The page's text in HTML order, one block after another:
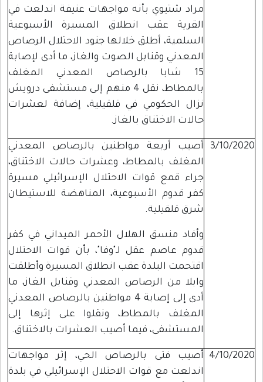
مراد شتيوي بأنه مواجهات عنيفة اندلعت في
القرية عقب انطلاق المسيرة الأسبوعية
السلمية، أطلق خلالها جنود الاحتلال الرصاص
المعدني وقنابل الصوت والغاز، ما أدى لإصابة
15 شابا بالرصاص المعدني المغلف
بالمطاط، نقل 4 منهم إلى مستشفى درويش
نزال الحكومي في قلقيلية، إضافة لعشرات
حالات الاختناق بالغاز.
3/10/2020
أصيب أربعة مواطنين بالرصاص المعدني
المغلف بالمطاط، وعشرات حالات الاختناق،
جراء قمع قوات الاحتلال الإسرائيلي مسيرة
كفر قدوم الأسبوعية، المناهضة للاستيطان
شرق قلقيلية.
وأفاد منسق الهلال الأحمر الميداني في كفر
قدوم عاصم عقل لـ"وفا"، بأن قوات الاحتلال
اقتحمت البلدة عقب انطلاق المسيرة وأطلقت
وابلا من الرصاص المعدني وقنابل الغاز، ما
أدى إلى إصابة 4 مواطنين بالرصاص المعدني
المغلف بالمطاط، ونقلوا على إثرها إلى
المستشفى، فيما أصيب العشرات بالاختناق.
4/10/2020
أصيب فتى بالرصاص الحي، إثر مواجهات
اندلعت مع قوات الاحتلال الإسرائيلي في بلدة